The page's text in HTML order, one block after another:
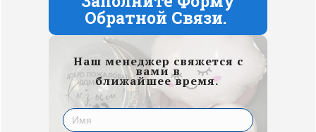
Обратной Связи.
Наш менеджер свяжется с
вами в
ближайшее время.